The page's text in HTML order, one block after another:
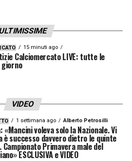
15 minuti ago
Calciomercato LIVE: tutte le
VIDEO
1 settimana ago Alberto Petrosilli
«Mancini voleva solo la Nazionale. Vi
è successo davvero dietro le quinte
Campionato Primavera male del
ESCLUSIVA e VIDEO